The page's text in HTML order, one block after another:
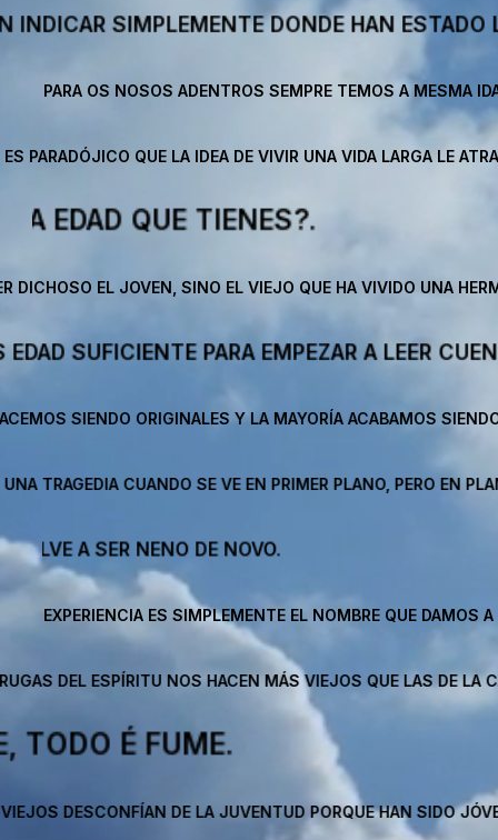
DONDE HAN ESTADO LAS SONRISAS.
ADENTROS SEMPRE TEMOS A MESMA IDADE.
QUE LA IDEA DE VIVIR UNA VIDA LARGA LE ATRAIGA A TODOS
SINO EL VIEJO QUE HA VIVIDO UNA HERMOSA VIDA.
PARA EMPEZAR A LEER CUENTOS DE HADAS
ORIGINALES Y LA MAYORÍA ACABAMOS SIENDO COPIAS.
SE VE EN PRIMER PLANO, PERO EN PLANO GENERAL
DE NOVO.
ES SIMPLEMENTE EL NOMBRE QUE DAMOS A NUESTROS
NOS HACEN MÁS VIEJOS QUE LAS DE LA CARA.
DE LA JUVENTUD PORQUE HAN SIDO JÓVENES.